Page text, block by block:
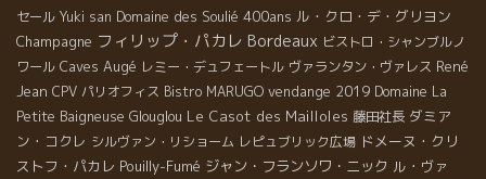
セール Yuki san Domaine des Soulié 400ans ル・クロ・デ・グリヨン
Champagne フィリップ・パカレ Bordeaux ビストロ・シャンブルノ
ワール Caves Augé レミー・デュフェートル ヴァランタン・ヴァレス René
Jean CPV パリオフィス Bistro MARUGO vendange 2019 Domaine La
Petite Baigneuse Glouglou Le Casot des Mailloles 藤田社長 ダミア
ン・コクレ シルヴァン・リショーム レピュブリック広場 ドメーヌ・クリ
ストフ・パカレ Pouilly-Fumé ジャン・フランソワ・ニック ル・ヴァ